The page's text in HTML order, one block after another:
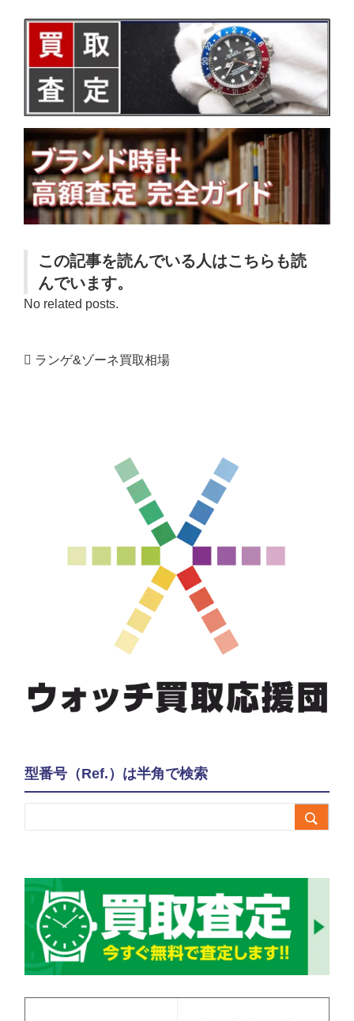
この記事を読んでいる人はこちらも読
んでいます。
No related posts.
ランゲ&ゾーネ買取相場
型番号（Ref.）は半角で検索
